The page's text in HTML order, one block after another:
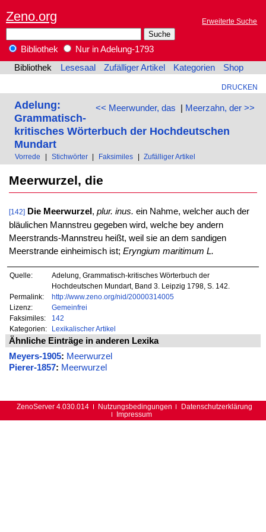
Zeno.org Erweiterte Suche
Bibliothek
Nur in Adelung-1793
Bibliothek
Lesesaal Zufälliger Artikel Kategorien Shop
DRUCKEN
<< Meerwunder, das | Meerzahn, der >>
Adelung:
Grammatisch-
kritisches Wörterbuch der Hochdeutschen
Mundart
Vorrede Stichwörter Faksimiles Zufälliger Artikel
Meerwurzel, die
[142] Die Meerwurzel , plur. inus. ein Nahme, welcher auch der
bläulichen Mannstreu gegeben wird, welche bey andern
Meerstrands-Mannstreu heißt, weil sie an dem sandigen
Meerstrande einheimisch ist; Eryngium maritimum L.
Quelle:
Adelung, Grammatisch-kritisches Wörterbuch der
Hochdeutschen Mundart, Band 3. Leipzig 1798, S. 142.
Permalink:
http://www.zeno.org/nid/20000314005
Lizenz:
Gemeinfrei
Faksimiles:
142
Kategorien:
Lexikalischer Artikel
Ähnliche Einträge in anderen Lexika
Meyers-1905: Meerwurzel
Pierer-1857: Meerwurzel
ZenoServer 4.030.014 Nutzungsbedingungen
Datenschutzerklärung
Impressum